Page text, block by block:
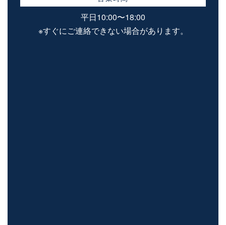
平日10:00〜18:00
※すぐにご連絡できない場合があります。